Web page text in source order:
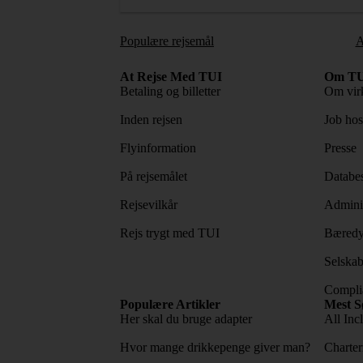
Populære rejsemål
At Rejse Med TUI
Betaling og billetter
Inden rejsen
Flyinformation
På rejsemålet
Rejsevilkår
Rejs trygt med TUI
Om
Om
Job
Presse
Populære Artikler
Her skal du bruge adapter
Hvor mange drikkepenge giver man?
Mest
All